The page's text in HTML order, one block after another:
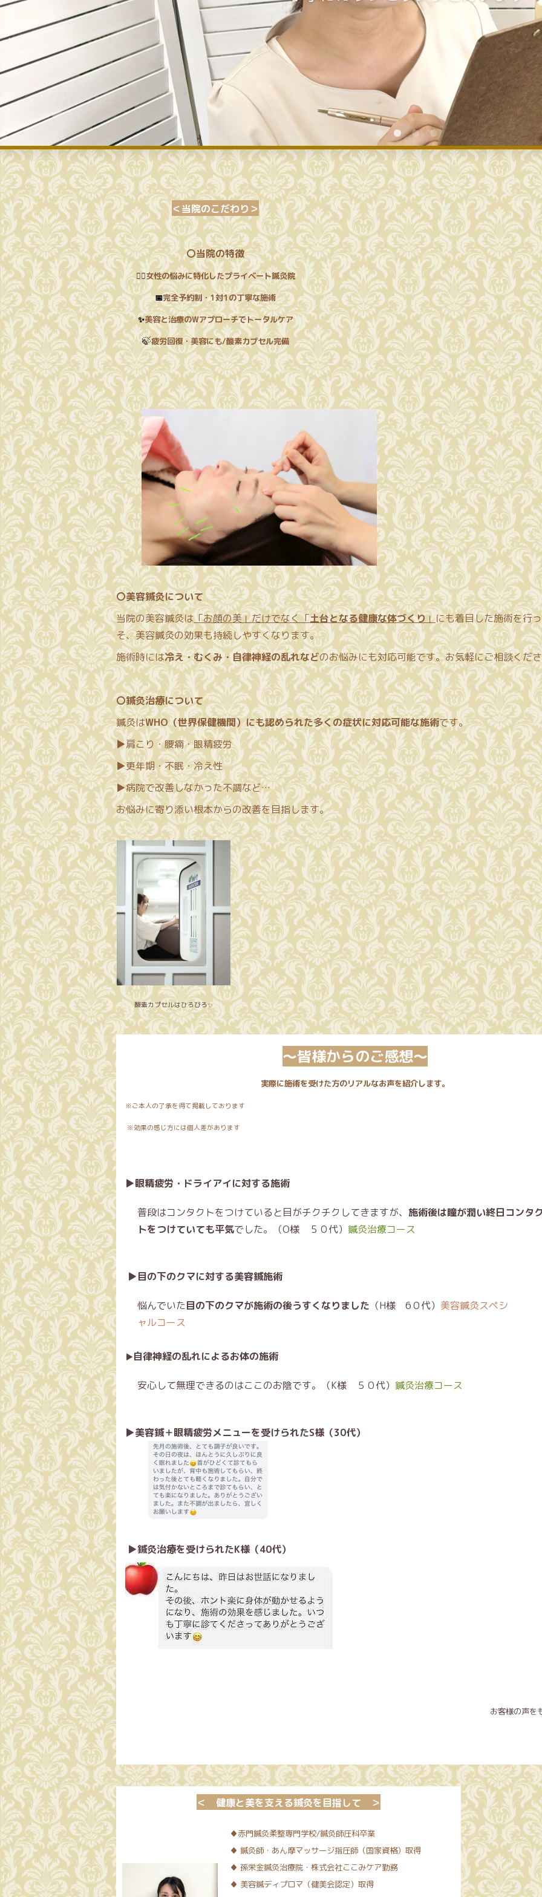
＜当院のこだわり＞
〇当院の特徴
💆‍♀️女性の悩みに特化したプライベート鍼灸院
📅完全予約制・1対1の丁寧な施術
✨美容と治療のWアプローチでトータルケア
🍃疲労回復・美容にも/酸素カプセル完備
〇美容鍼灸について
当院の美容鍼灸は「お顔の美」だけでなく「土台となる健康な体づくり」にも着目した施術を行
そ、美容鍼灸の効果も持続しやすくなります。
施術時には冷え・むくみ・自律神経の乱れなどのお悩みにも対応可能です。お気軽にご相談くだ
〇鍼灸治療について
鍼灸はWHO（世界保健機関）にも認められた多くの症状に対応可能な施術です。
▶肩こり・腰痛・眼精疲労
▶更年期・不眠・冷え性
▶病院で改善しなかった不調など…
お悩みに寄り添い根本からの改善を目指します。
酸素カプセルはひろびろ✨
～皆様からのご感想～
実際に施術を受けた方のリアルなお声を紹介します。
※ご本人の了承を得て掲載しております
※効果の感じ方には個人差があります
▶眼精疲労・ドライアイに対する施術
普段はコンタクトをつけていると目がチクチクしてきますが、 施術後は瞳が潤い終日コンタ
トをつけていても平気でした。（O様 ５０代） 鍼灸治療コース
▶目の下のクマに対する美容鍼施術
悩んでいた目の下のクマが施術の後うすくなりました （H様 6０代） 美容鍼灸スペシ
ャルコース
▶自律神経の乱れによるお体の施術
安心して無理できるのはここのお陰です。（K様 ５０代） 鍼灸治療コース
▶美容鍼＋眼精疲労メニューを受けられたS様（30代）
▶鍼灸治療を受けられたK様（40代）
お客様の声を
＜ 健康と美を支える鍼灸を目指して ＞
♦赤門鍼灸柔整専門学校/鍼灸師圧科卒業
♦ 鍼灸師・あん摩マッサージ指圧師（国家資格）取得
♦ 孫栄金鍼灸治療院・株式会社ここみケア勤務
♦ 美容鍼ディプロマ（健美会認定）取得